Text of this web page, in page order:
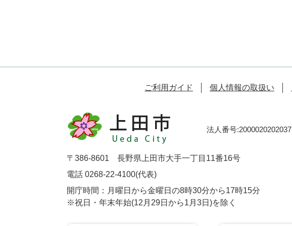
ご利用ガイド 個人情報の取扱い
法人番号:2000020202037
〒386-8601 長野県上田市大手一丁目11番16号
電話 0268-22-4100(代表)
開庁時間：月曜日から金曜日の8時30分から17時15分
※祝日・年末年始(12月29日から1月3日)を除く